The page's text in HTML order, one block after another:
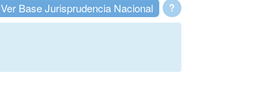
?
Ver Base Jurisprudencia Nacional